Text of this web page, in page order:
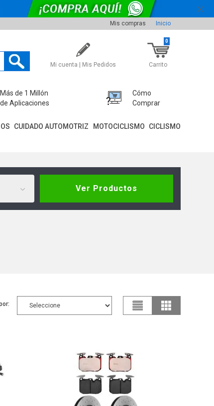
Mis compras Inicio
Mi cuenta | Mis Pedidos Carrito
0
Más de 1 Millón
de Aplicaciones
Cómo
Comprar
CUIDADO AUTOMOTRIZ MOTOCICLISMO CICLISMO
Ver Productos